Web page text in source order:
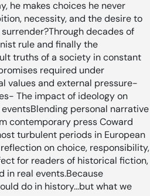
he makes choices he never
necessity, and the desire to
decades of
rule and finally the
truths of a society in constant
required under
values and external pressure-
The impact of ideology on
personal narrative
contemporary press Coward
turbulent periods in European
on choice, responsibility,
for readers of historical fiction,
in real events.Because
do in history…but what we